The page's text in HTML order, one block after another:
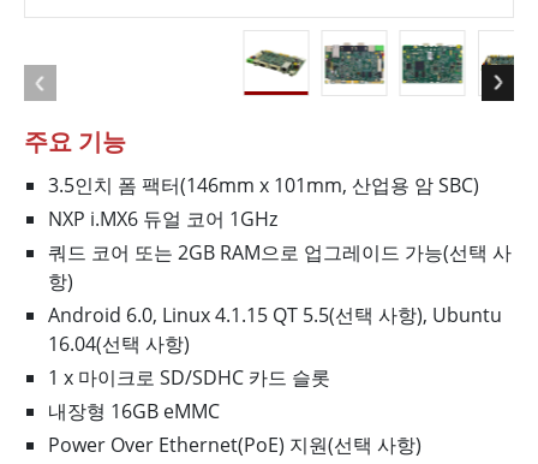
주요 기능
3.5인치 폼 팩터(146mm x 101mm, 산업용 암 SBC)
NXP i.MX6 듀얼 코어 1GHz
쿼드 코어 또는 2GB RAM으로 업그레이드 가능(선택 사
항)
Android 6.0, Linux 4.1.15 QT 5.5(선택 사항), Ubuntu
16.04(선택 사항)
1 x 마이크로 SD/SDHC 카드 슬롯
내장형 16GB eMMC
Power Over Ethernet(PoE) 지원(선택 사항)